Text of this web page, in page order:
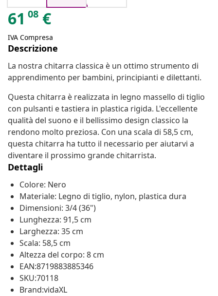
61 08 €
IVA Compresa
Descrizione
La nostra chitarra classica è un ottimo strumento di
apprendimento per bambini, principianti e dilettanti.
Questa chitarra è realizzata in legno massello di tiglio
con pulsanti e tastiera in plastica rigida. L'eccellente
qualità del suono e il bellissimo design classico la
rendono molto preziosa. Con una scala di 58,5 cm,
questa chitarra ha tutto il necessario per aiutarvi a
diventare il prossimo grande chitarrista.
Dettagli
Colore: Nero
Materiale: Legno di tiglio, nylon, plastica dura
Dimensioni: 3/4 (36")
Lunghezza: 91,5 cm
Larghezza: 35 cm
Scala: 58,5 cm
Altezza del corpo: 8 cm
EAN:8719883885346
SKU:70118
Brand:vidaXL